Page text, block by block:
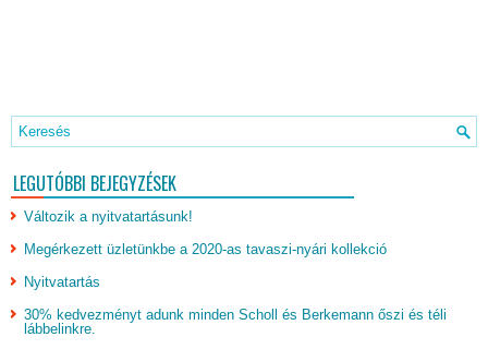
LEGUTÓBBI BEJEGYZÉSEK
Változik a nyitvatartásunk!
Megérkezett üzletünkbe a 2020-as tavaszi-nyári kollekció
Nyitvatartás
30% kedvezményt adunk minden Scholl és Berkemann őszi és téli
lábbelinkre.